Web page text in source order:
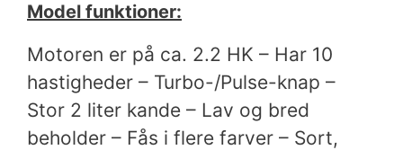
Model funktioner:
Motoren er på ca. 2.2 HK – Har 10
hastigheder – Turbo-/Pulse-knap –
Stor 2 liter kande – Lav og bred
beholder – Fås i flere farver – Sort,